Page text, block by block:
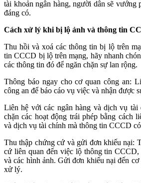
tài khoản ngân hàng, người dân sẽ vướng
đáng có.
Cách xử lý khi bị lộ ảnh và thông tin
Thu hồi và xoá các thông tin bị lộ trên
tin CCCD bị lộ trên mạng, hãy nhanh
các thông tin đó để ngăn chặn sự lan rộng.
Thông báo ngay cho cơ quan công an:
công an để báo cáo vụ việc và nhận được
Liên hệ với các ngân hàng và dịch vụ tài
chặn các hoạt động trái phép bằng cách
và dịch vụ tài chính mà thông tin CCCD
Thu thập chứng cứ và gửi đơn khiếu nại:
cứ liên quan đến việc lộ thông tin CCCD,
và các hình ảnh. Gửi đơn khiếu nại đến
xử lý.